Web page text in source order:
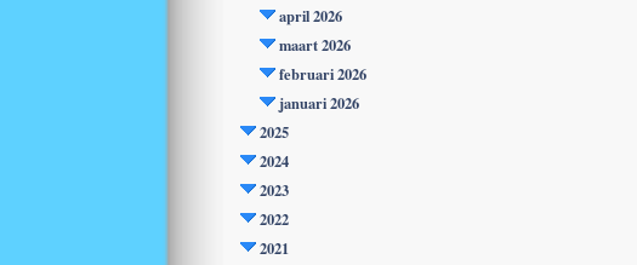
april 2026
maart 2026
februari 2026
januari 2026
2025
2024
2023
2022
2021